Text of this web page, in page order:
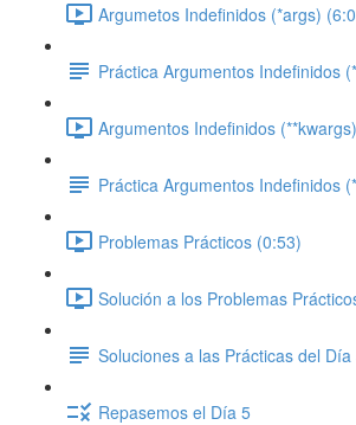
Argumetos Indefinidos (*args)
Práctica Argumentos Indefinidos
Argumentos Indefinidos
Práctica Argumentos Indefinidos
Problemas Prácticos (0:53)
Solución a los Problemas
Soluciones a las Prácticas del Día
Repasemos el Día 5